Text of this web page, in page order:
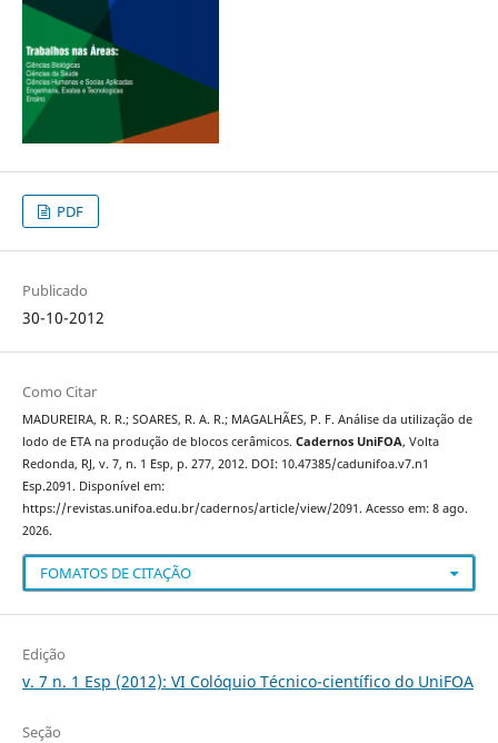
PDF
Publicado
30-10-2012
Como Citar
MADUREIRA, R. R.; SOARES, R. A. R.; MAGALHÃES, P. F. Análise da utilização de
lodo de ETA na produção de blocos cerâmicos. Cadernos UniFOA, Volta
Redonda, RJ, v. 7, n. 1 Esp, p. 277, 2012. DOI: 10.47385/cadunifoa.v7.n1
Esp.2091. Disponível em:
https://revistas.unifoa.edu.br/cadernos/article/view/2091. Acesso em: 8 ago.
2026.
FOMATOS DE CITAÇÃO
Edição
v. 7 n. 1 Esp (2012): VI Colóquio Técnico-científico do UniFOA
Seção